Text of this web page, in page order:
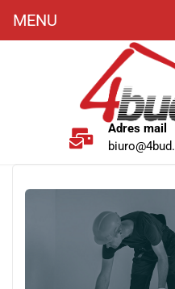
Adres mail
MENU